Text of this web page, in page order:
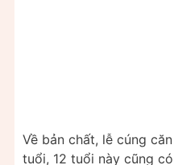
Về bản chất, lễ cúng
tuổi, 12 tuổi này cũng